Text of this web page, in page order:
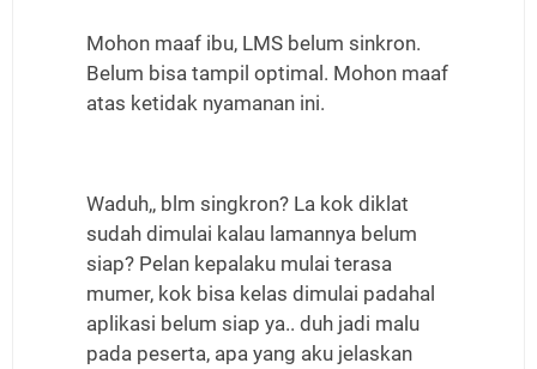
Mohon maaf ibu, LMS belum sinkron.
Belum bisa tampil optimal. Mohon maaf
atas ketidak nyamanan ini.
Waduh,, blm singkron? La kok diklat
sudah dimulai kalau lamannya belum
siap? Pelan kepalaku mulai terasa
mumer, kok bisa kelas dimulai padahal
aplikasi belum siap ya.. duh jadi malu
pada peserta, apa yang aku jelaskan